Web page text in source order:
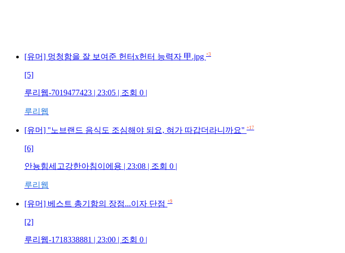
[유머] 멍청함을 잘 보여준 헌터x헌터 능력자 甲.jpg +3
[5]
루리웹-7019477423 | 23:05 | 조회 0 |
루리웹
[유머] ''노브랜드 음식도 조심해야 되요, 혀가 따갑더라니까요'' +17
[6]
안뇽힘세고강한아침이에용 | 23:08 | 조회 0 |
루리웹
[유머] 베스트 총기함의 장점...이자 단점 +9
[2]
루리웹-1718338881 | 23:00 | 조회 0 |